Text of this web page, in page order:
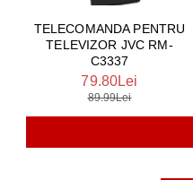
TELECOMANDA PENTRU
TELEVIZOR JVC RM-
C3337
79.80Lei
89.99Lei